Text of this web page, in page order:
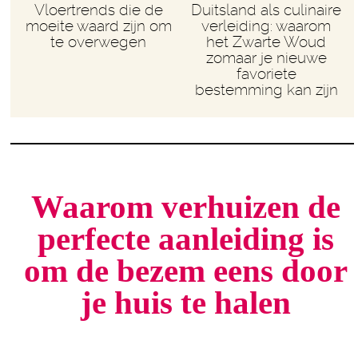
Vloertrends die de
moeite waard zijn om
te overwegen
Duitsland als culinaire
verleiding: waarom
het Zwarte Woud
zomaar je nieuwe
favoriete
bestemming kan zijn
Waarom verhuizen de
perfecte aanleiding is
om de bezem eens door
je huis te halen